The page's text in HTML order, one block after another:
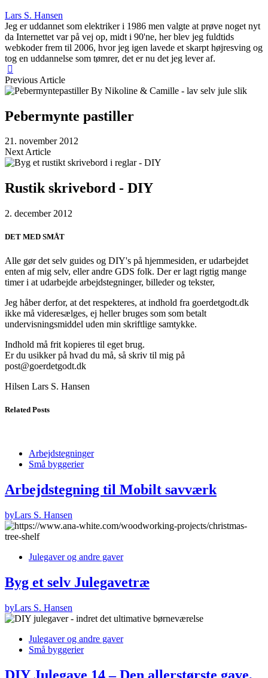
Lars S. Hansen
Jeg er uddannet som elektriker i 1986 men valgte at prøve noget nyt
da Internettet var på vej op, midt i 90'ne, her blev jeg fuldtids
webkoder frem til 2006, hvor jeg igen lavede et skarpt højresving og
tog en uddannelse som tømrer, det er nu det jeg lever af.
Previous Article
Pebermynte pastiller
21. november 2012
Next Article
Rustik skrivebord - DIY
2. december 2012
DET MED SMÅT
Alle gør det selv guides og DIY's på hjemmesiden, er udarbejdet
enten af mig selv, eller andre GDS folk. Der er lagt rigtig mange
timer i at udarbejde arbejdstegninger, billeder og tekster,
Jeg håber derfor, at det respekteres, at indhold fra goerdetgodt.dk
ikke må videresælges, ej heller bruges som som betalt
undervisningsmiddel uden min skriftlige samtykke.
Indhold må frit kopieres til eget brug.
Er du usikker på hvad du må, så skriv til mig på
post@goerdetgodt.dk
Hilsen Lars S. Hansen
Related Posts
Arbejdstegninger
Små byggerier
Arbejdstegning til Mobilt savværk
byLars S. Hansen
Julegaver og andre gaver
Byg et selv Julegavetræ
byLars S. Hansen
Julegaver og andre gaver
Små byggerier
DIY Julegave 14 – Den allerstørste gave,